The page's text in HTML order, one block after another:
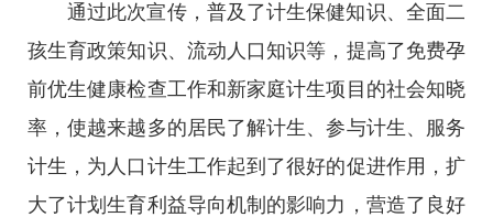
通过此次宣传，普及了计生保健知识、全面二
孩生育政策知识、流动人口知识等，提高了免费孕
前优生健康检查工作和新家庭计生项目的社会知晓
率，使越来越多的居民了解计生、参与计生、服务
计生，为人口计生工作起到了很好的促进作用，扩
大了计划生育利益导向机制的影响力，营造了良好